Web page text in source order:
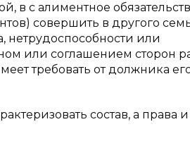
в с алиментное
совершить в другого
нетрудоспособности или
или соглашением сторон
требовать от должника
состав, а права